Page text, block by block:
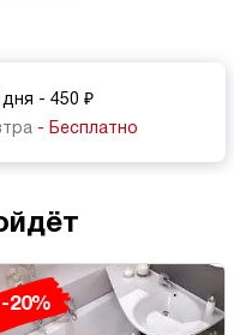
дня - 450 ₽
- Бесплатно
-20%